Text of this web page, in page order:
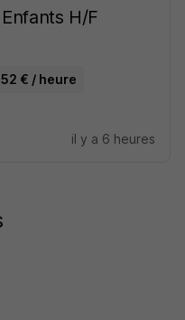
H/F
€ / heure
il y a 6 heures